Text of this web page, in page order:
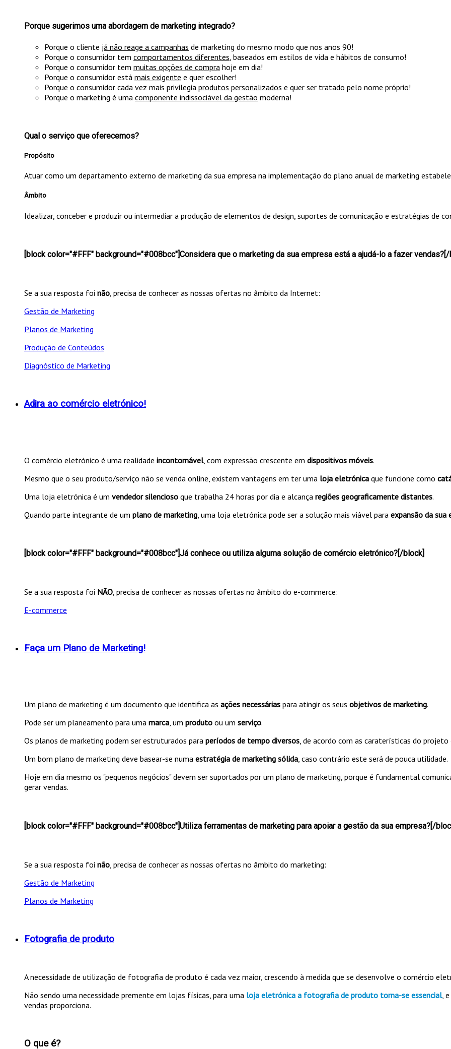
Porque sugerimos uma abordagem de marketing integrado?
Porque o cliente já não reage a campanhas de marketing do mesmo modo que nos anos 90!
Porque o consumidor tem comportamentos diferentes , baseados em estilos de vida e hábitos de consumo!
Porque o consumidor tem muitas opções de compra hoje em dia!
Porque o consumidor está mais exigente e quer escolher!
Porque o consumidor cada vez mais privilegia produtos personalizados e quer ser tratado pelo nome próprio!
Porque o marketing é uma componente indissociável da gestão moderna!
Qual o serviço que oferecemos?
Propósito
Atuar como um departamento externo de marketing da sua empresa na implementação do plano anual de marketing
Âmbito
Idealizar, conceber e produzir ou intermediar a produção de elementos de design, suportes de comunicação e estratégias de
[block color="#FFF" background="#008bcc"]Considera que o marketing da sua empresa está a ajudá-lo a fazer
Se a sua resposta foi não, precisa de conhecer as nossas ofertas no âmbito da Internet:
Gestão de Marketing
Planos de Marketing
Produção de Conteúdos
Diagnóstico de Marketing
Adira ao comércio eletrónico!
O comércio eletrónico é uma realidade incontornável, com expressão crescente em dispositivos móveis.
Mesmo que o seu produto/serviço não se venda online, existem vantagens em ter uma loja eletrónica que funcione como
Uma loja eletrónica é um vendedor silencioso que trabalha 24 horas por dia e alcança regiões geograficamente distantes.
Quando parte integrante de um plano de marketing , uma loja eletrónica pode ser a solução mais viável para expansão da sua
[block color="#FFF" background="#008bcc"]Já conhece ou utiliza alguma solução de comércio eletrónico?[/block]
Se a sua resposta foi NÃO, precisa de conhecer as nossas ofertas no âmbito do e-commerce:
E-commerce
Faça um Plano de Marketing!
Um plano de marketing é um documento que identifica as ações necessárias para atingir os seus objetivos de marketing.
Pode ser um planeamento para uma marca, um produto ou um serviço.
Os planos de marketing podem ser estruturados para períodos de tempo diversos, de acordo com as caraterísticas do projeto
Um bom plano de marketing deve basear-se numa estratégia de marketing sólida, caso contrário este será de pouca utilidade.
Hoje em dia mesmo os "pequenos negócios" devem ser suportados por um plano de marketing, porque é fundamental
gerar vendas.
[block color="#FFF" background="#008bcc"]Utiliza ferramentas de marketing para apoiar a gestão da sua empresa?[/
Se a sua resposta foi não, precisa de conhecer as nossas ofertas no âmbito do marketing:
Gestão de Marketing
Planos de Marketing
Fotografia de produto
A necessidade de utilização de fotografia de produto é cada vez maior, crescendo à medida que se desenvolve o comércio
Não sendo uma necessidade premente em lojas físicas, para uma loja eletrónica a fotografia de produto torna-se essencial,
vendas proporciona.
O que é?